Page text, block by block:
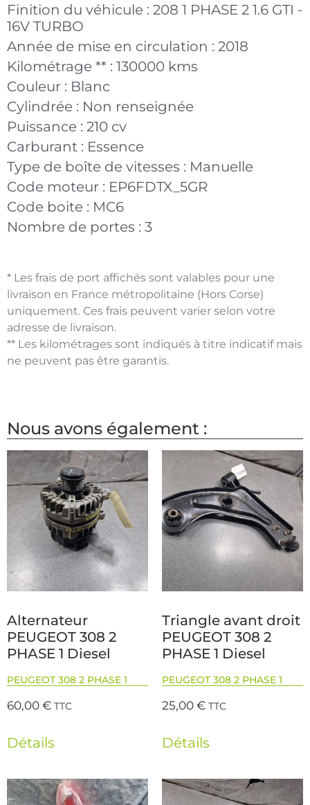
Finition du véhicule : 208 1 PHASE 2 1.6 GTI -
16V TURBO
Année de mise en circulation : 2018
Kilométrage ** : 130000 kms
Couleur : Blanc
Cylindrée : Non renseignée
Puissance : 210 cv
Carburant : Essence
Type de boîte de vitesses : Manuelle
Code moteur : EP6FDTX_5GR
Code boite : MC6
Nombre de portes : 3
* Les frais de port affichés sont valables pour une
livraison en France métropolitaine (Hors Corse)
uniquement. Ces frais peuvent varier selon votre
adresse de livraison.
** Les kilométrages sont indiqués à titre indicatif mais
ne peuvent pas être garantis.
Nous avons également :
Alternateur
PEUGEOT 308 2
PHASE 1 Diesel
PEUGEOT 308 2 PHASE 1
60,00€ TTC
Détails
Triangle avant droit
PEUGEOT 308 2
PHASE 1 Diesel
PEUGEOT 308 2 PHASE 1
25,00€ TTC
Détails